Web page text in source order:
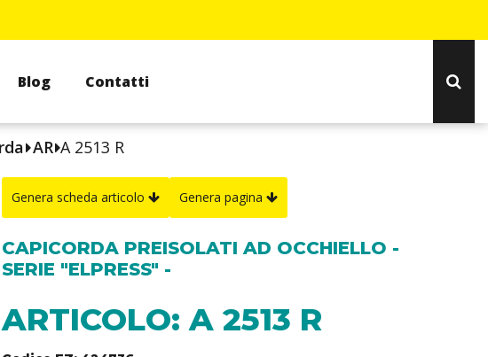
Blog Contatti
AR A 2513 R
Genera scheda articolo Genera pagina
CAPICORDA PREISOLATI AD OCCHIELLO -
SERIE "ELPRESS" -
ARTICOLO: A 2513 R